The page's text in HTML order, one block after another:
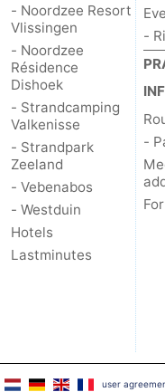
- Noordzee Resort
Vlissingen
- Noordzee
Résidence
Dishoek
- Strandcamping
Valkenisse
- Strandpark
Zeeland
- Vebenabos
- Westduin
Hotels
Lastminutes
-
-
user